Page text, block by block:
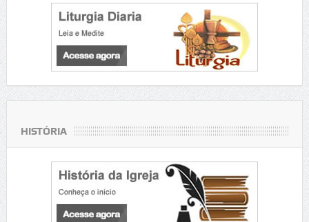
HISTÓRIA